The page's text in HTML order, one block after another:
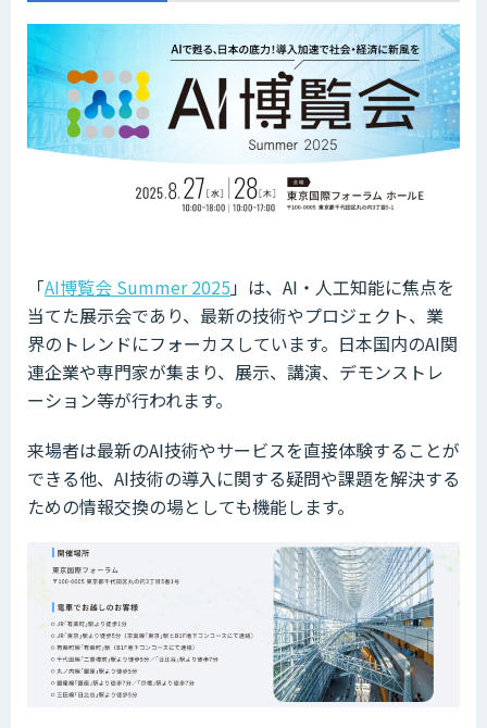
「AI博覧会 Summer 2025」は、AI・人工知能に焦点を
当てた展示会であり、最新の技術やプロジェクト、業
界のトレンドにフォーカスしています。日本国内のAI関
連企業や専門家が集まり、展示、講演、デモンストレ
ーション等が行われます。
来場者は最新のAI技術やサービスを直接体験することが
できる他、AI技術の導入に関する疑問や課題を解決する
ための情報交換の場としても機能します。